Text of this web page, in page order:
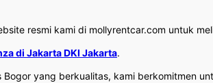
resmi kami di mollyrentcar.com untuk
di Jakarta DKI Jakarta.
yang berkualitas, kami berkomitmen